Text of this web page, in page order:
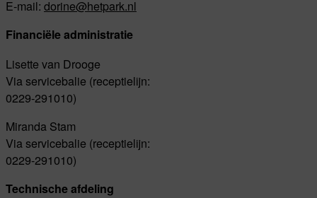
E-mail: dorine@hetpark.nl
Financiële administratie
Lisette van Drooge
Via servicebalie (receptielijn:
0229-291010)
Miranda Stam
Via servicebalie (receptielijn:
0229-291010)
Technische afdeling